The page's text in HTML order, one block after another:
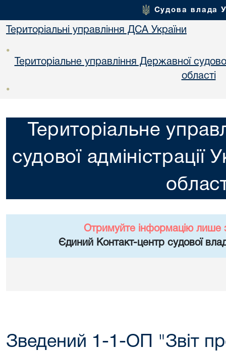
Судова влада
Територіальні управління ДСА України
•
Територіальне управління Державної
областi
•
Територіальне
судової адміністрації
Отримуйте інформацію лише
Єдиний Контакт-центр судової
Зведений 1-1-ОП "Звіт